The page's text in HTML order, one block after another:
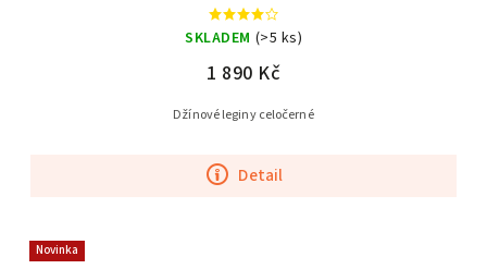
SKLADEM (>5 ks)
1 890 Kč
Detail
Džínové leginy celočerné
Novinka